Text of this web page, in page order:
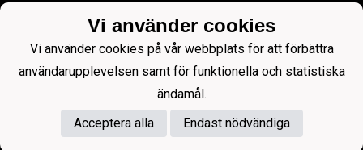
Falli Park: Finnäsbackavägen 25, 68910 Bennäs
LKI Arena: Sursikvägen 22, 68910 Bennäs
pedersoreff@gmail.com
Vi använder cookies
Vi använder cookies på vår webbplats för att förbättra
användarupplevelsen samt för funktionella och statistiska
ändamål.
Acceptera alla
Endast nödvändiga